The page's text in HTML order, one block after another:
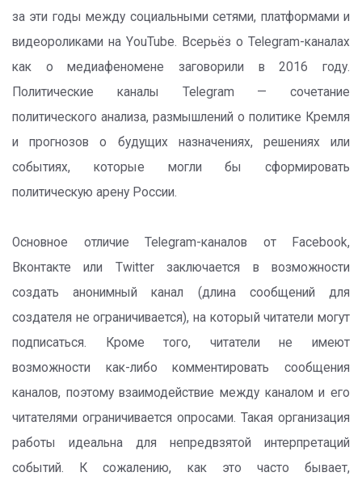
за эти годы между социальными сетями, платформами и
видеороликами на YouTube. Всерьёз о Telegram-каналах
как о медиафеномене заговорили в 2016 году.
Политические каналы Telegram — сочетание
политического анализа, размышлений о политике Кремля
и прогнозов о будущих назначениях, решениях или
событиях, которые могли бы сформировать
политическую арену России.
Основное отличие Telegram-каналов от Facebook,
Вконтакте или Twitter заключается в возможности
создать анонимный канал (длина сообщений для
создателя не ограничивается), на который читатели могут
подписаться. Кроме того, читатели не имеют
возможности как-либо комментировать сообщения
каналов, поэтому взаимодействие между каналом и его
читателями ограничивается опросами. Такая организация
работы идеальна для непредвзятой интерпретаций
событий. К сожалению, как это часто бывает,